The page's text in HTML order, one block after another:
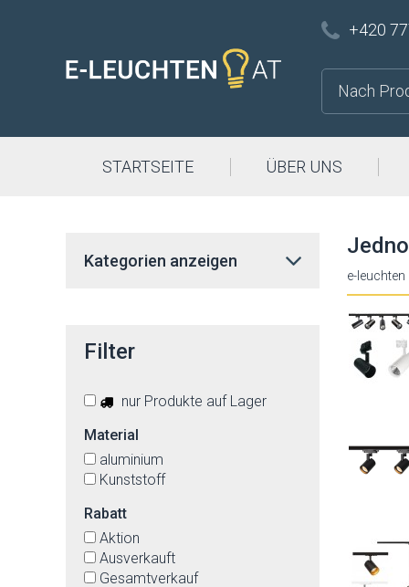
+420
STARTSEITE ÜBER UNS
e-leuchten
Kategorien anzeigen
Filter
nur Produkte auf Lager
Material
aluminium
Kunststoff
Rabatt
Aktion
Ausverkauft
Gesamtverkauf